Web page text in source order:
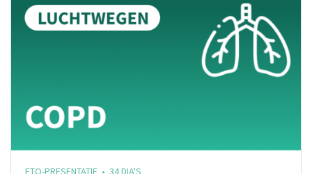
FTO-PRESENTATIE • 34 DIA'S